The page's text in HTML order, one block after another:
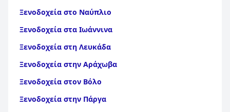
Ξενοδοχεία στο Ναύπλιο
Ξενοδοχεία στα Ιωάννινα
Ξενοδοχεία στη Λευκάδα
Ξενοδοχεία στην Αράχωβα
Ξενοδοχεία στον Βόλο
Ξενοδοχεία στην Πάργα